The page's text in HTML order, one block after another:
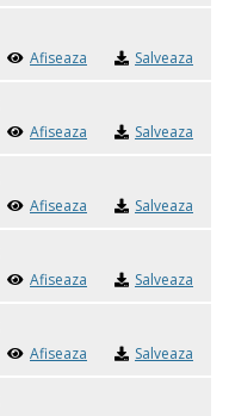
Afiseaza Salveaza
Afiseaza Salveaza
Afiseaza Salveaza
Afiseaza Salveaza
Afiseaza Salveaza